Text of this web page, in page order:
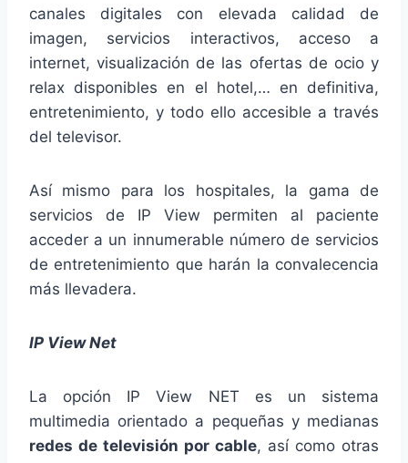
canales digitales con elevada calidad de
imagen, servicios interactivos, acceso a
internet, visualización de las ofertas de ocio y
relax disponibles en el hotel,… en definitiva,
entretenimiento, y todo ello accesible a través
del televisor.
Así mismo para los hospitales, la gama de
servicios de IP View permiten al paciente
acceder a un innumerable número de servicios
de entretenimiento que harán la convalecencia
más llevadera.
IP View Net
La opción IP View NET es un sistema
multimedia orientado a pequeñas y medianas
redes de televisión por cable, así como otras